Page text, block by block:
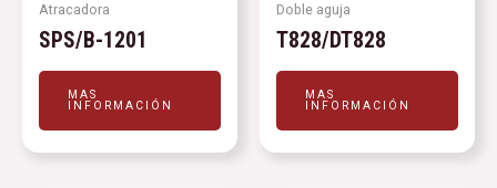
Atracadora
SPS/B-1201
MAS
INFORMACIÓN
Doble aguja
T828/DT828
MAS
INFORMACIÓN